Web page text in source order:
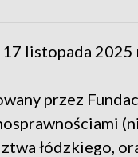
listopada 2025
przez
łódzkiego,